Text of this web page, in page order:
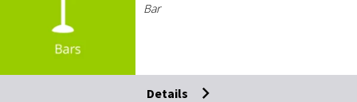
Bar
Details